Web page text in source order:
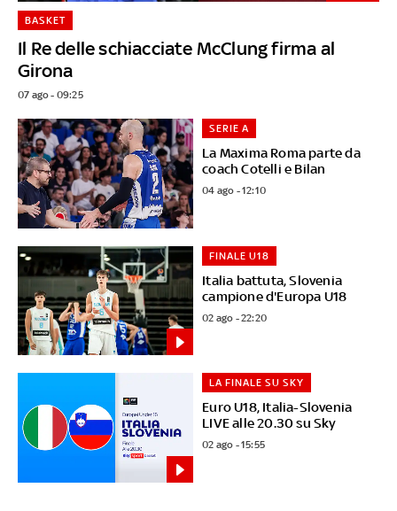
Il Re delle schiacciate McClung firma al
Girona
BASKET
07 ago - 09:25
La Maxima Roma parte da
coach Cotelli e Bilan
SERIE A
04 ago - 12:10
Italia battuta, Slovenia
campione d'Europa U18
FINALE U18
02 ago - 22:20
Euro U18, Italia-Slovenia
LIVE alle 20.30 su Sky
LA FINALE SU SKY
02 ago - 15:55